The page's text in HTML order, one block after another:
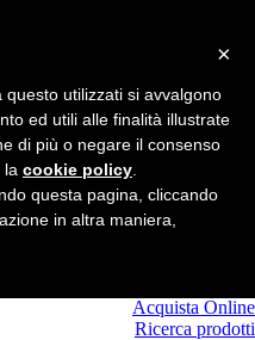
Acquista Online
Ricerca prodotti
×
utilizzati si avvalgono
ed utili alle finalità illustrate
di più o negare il consenso
la cookie policy
questa pagina, cliccando
in altra maniera,